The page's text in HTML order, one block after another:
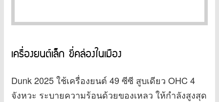
เครื่องยนต์เล็ก ขี่คล่องในเมือง
Dunk 2025 ใช้เครื่องยนต์ 49 ซีซี สูบเดียว OHC 4
จังหวะ ระบายความร้อนด้วยของเหลว ให้กำลังสูงสุด